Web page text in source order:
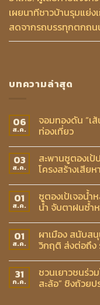
เผยนาทีชาวบ้านรุมแย่ง
สดจากรถบรรทุกตกถน
บทความล่าสุด
06
ส.ค.
จอมทองดัน “เ
ท่องเที่ยว
03
ส.ค.
สะพานซูตองเป้
โครงสร้างเสีย
01
ส.ค.
ซูตองเป้เจอน้ำ
น้ำ จับตาฝนซ้ำ
01
ส.ค.
ผาเมือง สนับส
วิกฤติ ส่งต่อถึง
31
ก.ค.
ชวนเยาวชนร่ว
สะล้อ” ชิงถ้วยป